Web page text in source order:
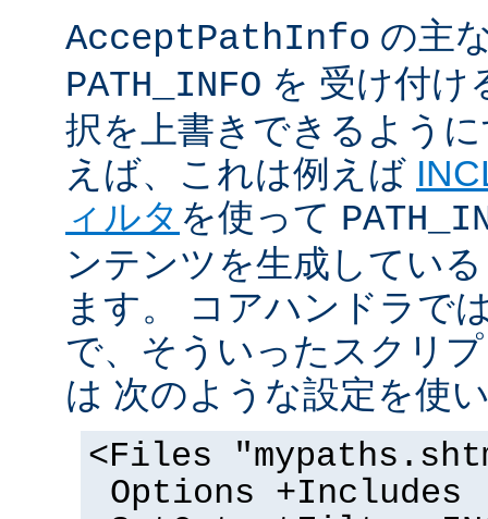
AcceptPathInfo の主
PATH_INFO を 受け付け
択を上書きできるよう
えば、これは例えば
ィルタ を使って
ンテンツを生成してい
ます。 コアハンドラで
で、そういったスクリ
は 次のような設定を使
<Files
Options +Includes